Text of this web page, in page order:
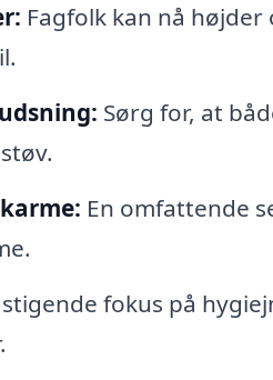
Fagfolk kan nå
Sørg for, at
En omfattende
fokus på